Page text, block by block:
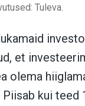
Tuleva.
et
olema
kui teed